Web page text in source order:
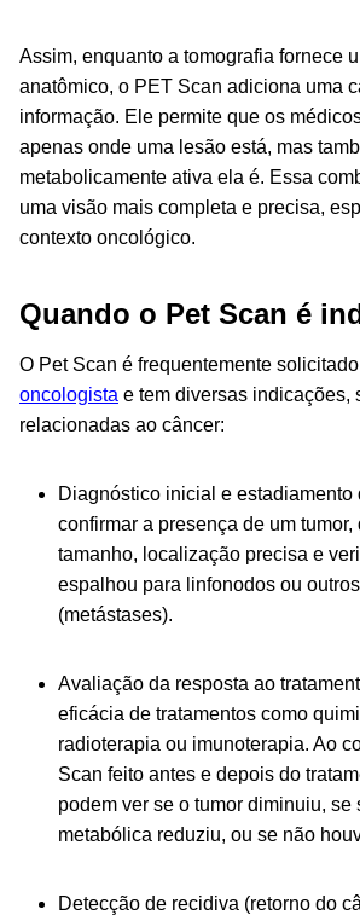
Assim, enquanto a tomografia fornece
anatômico, o PET Scan adiciona uma
informação. Ele permite que os
apenas onde uma lesão está, mas
metabolicamente ativa ela é. Essa
uma visão mais completa e precisa,
contexto oncológico.
Quando o Pet Scan é
O Pet Scan é frequentemente
oncologista e tem diversas indicações,
relacionadas ao câncer:
Diagnóstico inicial e estadiamento
confirmar a presença de um tumor,
tamanho, localização precisa e
espalhou para linfonodos ou
(metástases).
Avaliação da resposta ao
eficácia de tratamentos como
radioterapia ou imunoterapia. Ao
Scan feito antes e depois do
podem ver se o tumor diminuiu, se
metabólica reduziu, ou se não
Detecção de recidiva (retorno do